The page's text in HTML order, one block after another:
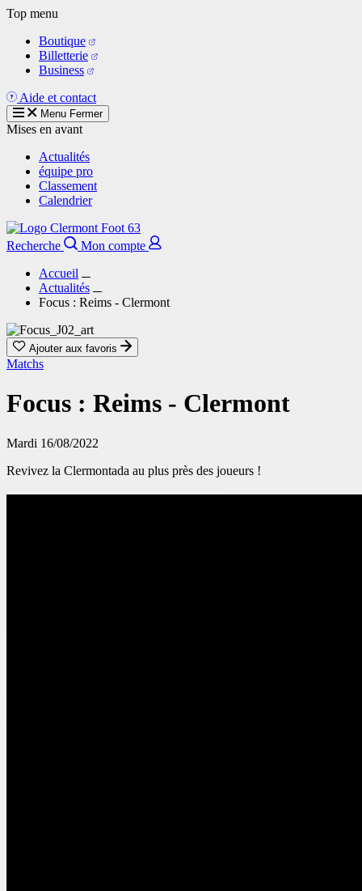
Aller
contenu
principal
Top menu
Boutique
Billetterie
Business
Aide et contact
Menu Fermer
Mises en avant
Actualités
équipe pro
Classement
Calendrier
Recherche
Mon compte
Accueil
Actualités
Focus : Reims - Clermont
Ajouter aux favoris
Matchs
Focus : Reims - Clermont
Mardi 16/08/2022
Revivez la Clermontada au plus près des joueurs !